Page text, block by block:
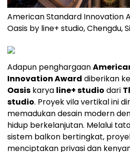
American Standard Innovation
Oasis by line+ studio, Chengdu,
Adapun penghargaan
Innovation Award diberikan
Oasis karya line+ studio dari
studio. Proyek vila vertikal ini
memadukan desain modern
hidup berkelanjutan. Melalui
sistem balkon bertingkat,
menciptakan privasi dan